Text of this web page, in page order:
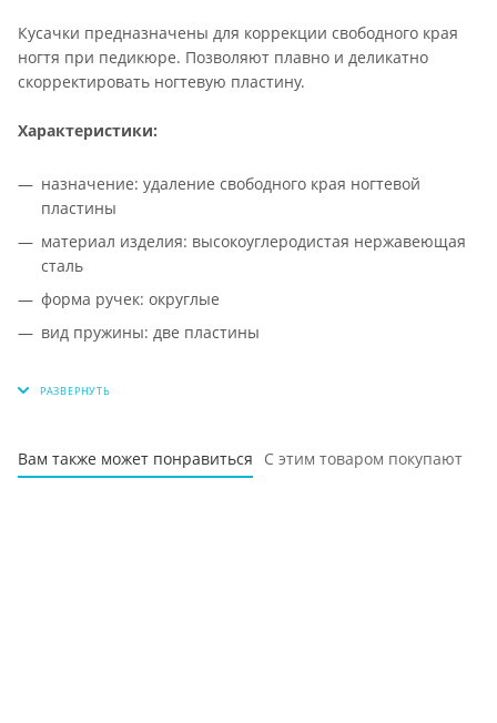
Кусачки предназначены для коррекции свободного края
ногтя при педикюре. Позволяют плавно и деликатно
скорректировать ногтевую пластину.
Характеристики:
назначение: удаление свободного края ногтевой
пластины
материал изделия: высокоуглеродистая нержавеющая
сталь
форма ручек: округлые
вид пружины: две пластины
Вам также может понравиться С этим товаром покупают